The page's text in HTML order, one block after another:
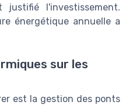
justifié l'investissement.
énergétique annuelle a
sur les
est la gestion des ponts